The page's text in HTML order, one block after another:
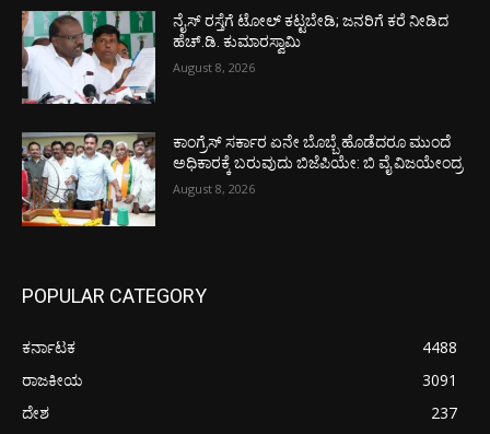
ನೈಸ್ ರಸ್ತೆಗೆ ಟೋಲ್ ಕಟ್ಟಬೇಡಿ; ಜನರಿಗೆ ಕರೆ ನೀಡಿದ
ಹೆಚ್.ಡಿ. ಕುಮಾರಸ್ವಾಮಿ
August 8, 2026
ಕಾಂಗ್ರೆಸ್ ಸರ್ಕಾರ ಏನೇ ಬೊಬ್ಬೆ ಹೊಡೆದರೂ ಮುಂದೆ
ಅಧಿಕಾರಕ್ಕೆ ಬರುವುದು ಬಿಜೆಪಿಯೇ: ಬಿ ವೈ ವಿಜಯೇಂದ್ರ
August 8, 2026
POPULAR CATEGORY
ಕರ್ನಾಟಕ
4488
ರಾಜಕೀಯ
3091
ದೇಶ
237